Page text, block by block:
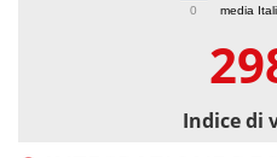
media
0
Indice di